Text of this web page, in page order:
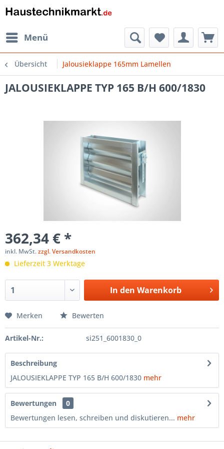
Menü
Übersicht Jalousieklappe 165mm Lamellen
JALOUSIEKLAPPE TYP 165 B/H 600/1830
362,34 € *
inkl. MwSt.zzgl. Versandkosten
Lieferzeit 3 Werktage
In den Warenkorb
Merken Bewerten
Artikel-Nr.: si251_6001830_0
Beschreibung
JALOUSIEKLAPPE TYP 165 B/H 600/1830 mehr
Bewertungen
0
Bewertungen lesen, schreiben und diskutieren... mehr